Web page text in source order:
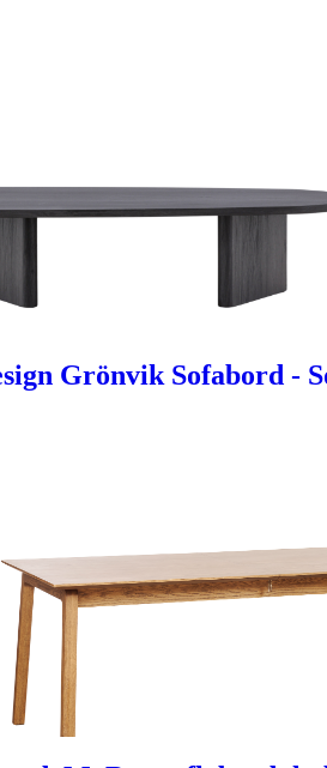
Grönvik Sofabord -